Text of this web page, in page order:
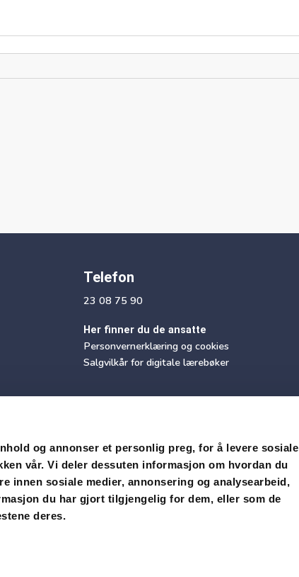
og annonser et personlig preg, for å levere sosiale
vår. Vi deler dessuten informasjon om hvordan du
innen sosiale medier, annonsering og analysearbeid,
du har gjort tilgjengelig for dem, eller som de
deres.
Telefon
23 08 75 90
Her finner du de ansatte
Personvernerklæring og cookies
Salgvilkår for digitale lærebøker
Motta vårt nyhetsbrev